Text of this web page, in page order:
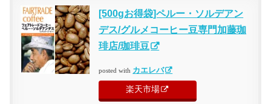
[500gお得袋]ペルー・ソルデアン
デス/グルメコーヒー豆専門加藤珈
琲店/珈琲豆
posted with カエレバ
楽天市場